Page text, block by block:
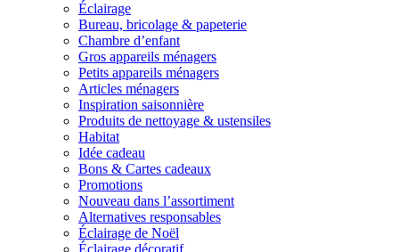
Éclairage
Bureau, bricolage & papeterie
Chambre d’enfant
Gros appareils ménagers
Petits appareils ménagers
Articles ménagers
Inspiration saisonnière
Produits de nettoyage & ustensiles
Habitat
Idée cadeau
Bons & Cartes cadeaux
Promotions
Nouveau dans l’assortiment
Alternatives responsables
Éclairage de Noël
Éclairage décoratif